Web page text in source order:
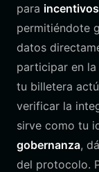
para
permitiéndote
datos
participar en la
tu billetera
verificar la
sirve como tu
gobernanza,
del protocolo.